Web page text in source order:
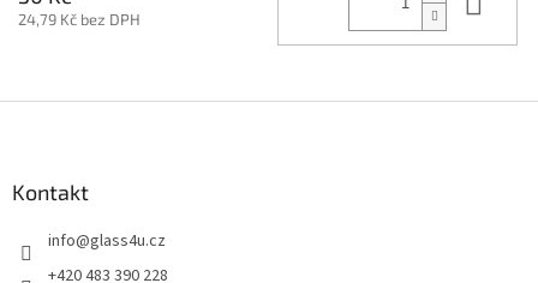
24,79 Kč bez DPH
Kontakt
info@glass4u.cz
+420 483 390 228